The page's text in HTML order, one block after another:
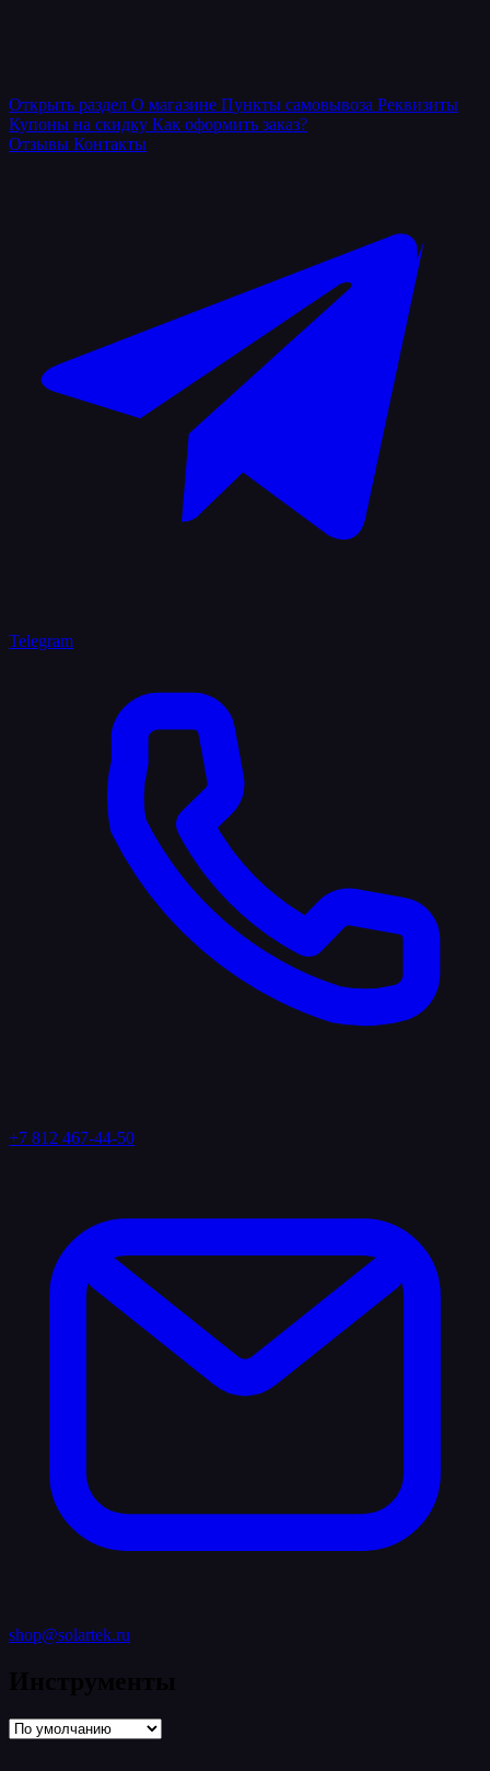
Открыть раздел О магазине Пункты самовывоза Реквизиты
Купоны на скидку Как оформить заказ?
Отзывы Контакты
Telegram
+7 812 467-44-50
shop@solartek.ru